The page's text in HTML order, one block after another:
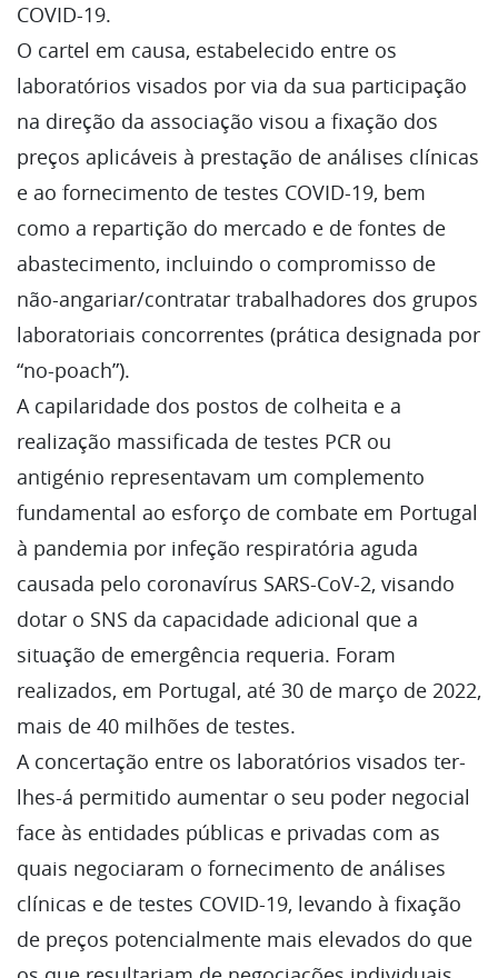
COVID-19.
O cartel em causa, estabelecido entre os
laboratórios visados por via da sua participação
na direção da associação visou a fixação dos
preços aplicáveis à prestação de análises clínicas
e ao fornecimento de testes COVID-19, bem
como a repartição do mercado e de fontes de
abastecimento, incluindo o compromisso de
não-angariar/contratar trabalhadores dos grupos
laboratoriais concorrentes (prática designada por
“no-poach”).
A capilaridade dos postos de colheita e a
realização massificada de testes PCR ou
antigénio representavam um complemento
fundamental ao esforço de combate em Portugal
à pandemia por infeção respiratória aguda
causada pelo coronavírus SARS-CoV-2, visando
dotar o SNS da capacidade adicional que a
situação de emergência requeria. Foram
realizados, em Portugal, até 30 de março de 2022,
mais de 40 milhões de testes.
A concertação entre os laboratórios visados ter-
lhes-á permitido aumentar o seu poder negocial
face às entidades públicas e privadas com as
quais negociaram o fornecimento de análises
clínicas e de testes COVID-19, levando à fixação
de preços potencialmente mais elevados do que